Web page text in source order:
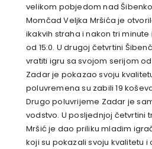
velikom pobjedom nad
Momčad Veljka Mršića je
ikakvih straha i nakon tri
od 15:0. U drugoj četvrtini
vratiti igru sa svojom serijom od
Zadar je pokazao svoju
poluvremena su zabili 19
Drugo poluvrijeme Zadar je
vodstvo. U posljednjoj četvrtini
Mršić je dao priliku mladim
koji su pokazali svoju kvalitetu